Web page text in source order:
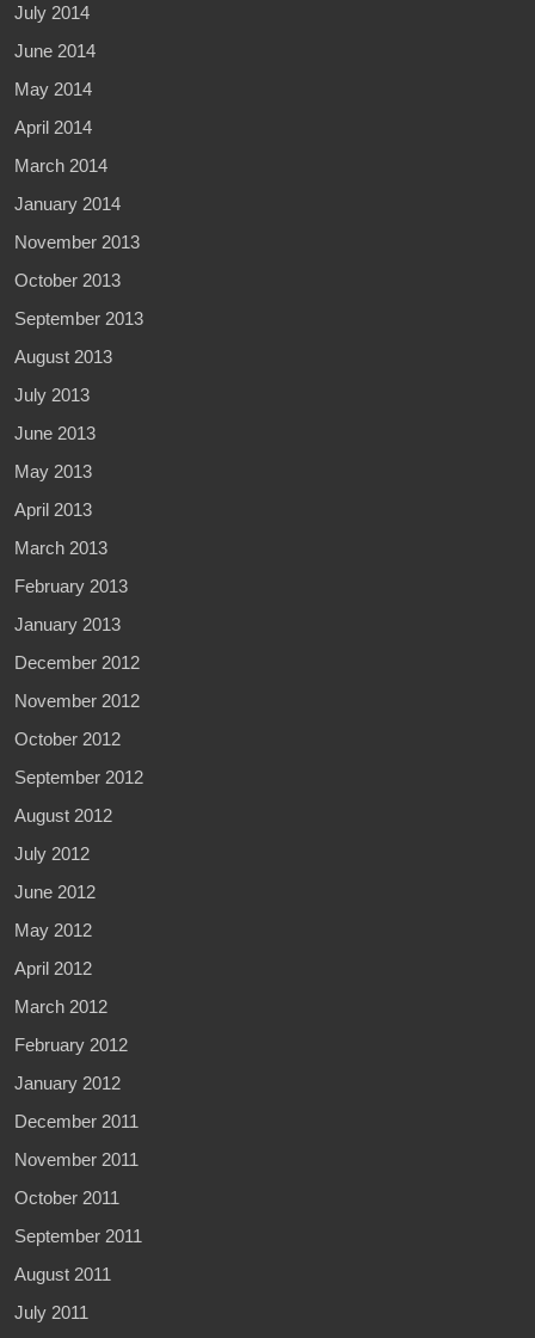
July 2014
June 2014
May 2014
April 2014
March 2014
January 2014
November 2013
October 2013
September 2013
August 2013
July 2013
June 2013
May 2013
April 2013
March 2013
February 2013
January 2013
December 2012
November 2012
October 2012
September 2012
August 2012
July 2012
June 2012
May 2012
April 2012
March 2012
February 2012
January 2012
December 2011
November 2011
October 2011
September 2011
August 2011
July 2011